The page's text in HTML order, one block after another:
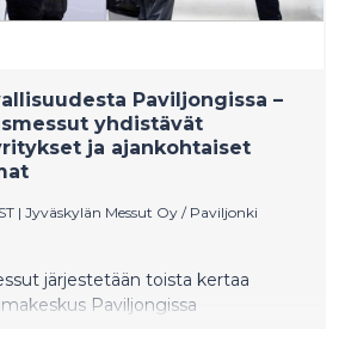
Paviljongissa –
yhdistävät
ja ajankohtaiset
| Jyväskylän Messut Oy / Paviljonki
järjestetään toista kertaa
Paviljongissa